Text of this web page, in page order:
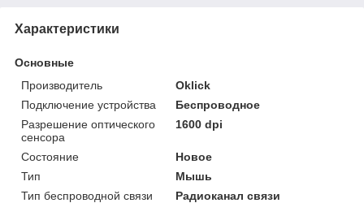
Характеристики
Основные
Производитель
Oklick
Подключение устройства
Беспроводное
Разрешение оптического
сенсора
1600 dpi
Состояние
Новое
Тип
Мышь
Тип беспроводной связи
Радиоканал связи